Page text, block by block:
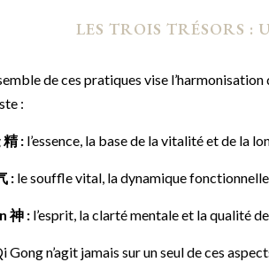
LES TROIS TRÉSORS :
de ces pratiques vise
:
精 : l’essence, la base de la vitalité et de la
: le souffle vital, la dynamique
神 : l’esprit, la clarté mentale et la qualité
Gong n’agit jamais sur un seul de ces